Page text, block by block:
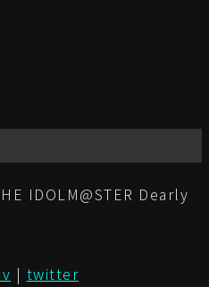
IDOLM@STER Dearly
| twitter